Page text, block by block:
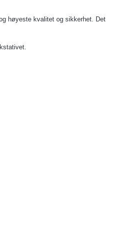
høyeste kvalitet og sikkerhet. Det